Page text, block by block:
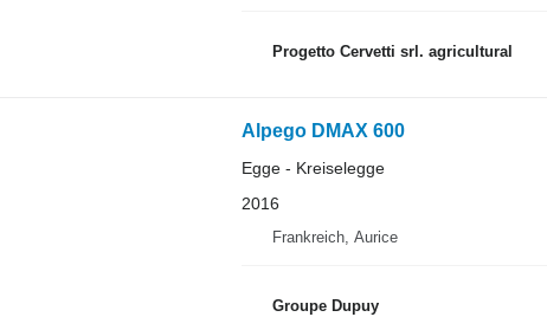
Progetto Cervetti srl. agricultural
Alpego DMAX 600
Egge - Kreiselegge
2016
Frankreich, Aurice
Groupe Dupuy